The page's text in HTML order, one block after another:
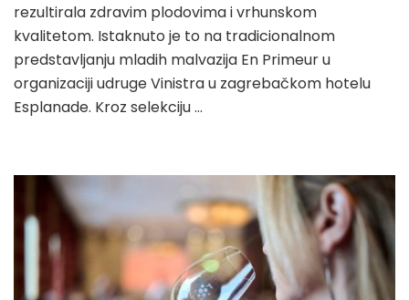
rezultirala zdravim plodovima i vrhunskom
kvalitetom. Istaknuto je to na tradicionalnom
predstavljanju mladih malvazija En Primeur u
organizaciji udruge Vinistra u zagrebačkom hotelu
Esplanade. Kroz selekciju …